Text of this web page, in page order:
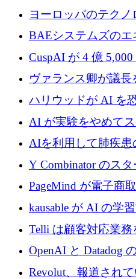
のために 300 万ユ
ヨーロッパのテク
上の取引に 10 億ユ
BAEシステムズの
子力タービンが1500
テルスから浮上
CuspAI が 4 億
Resist.UA が 5,000
ヴァランス卿が議
スクフォースが発足
ハリウッドが AI を
代わりにプリプロ
AI が実験をやめて
AIを利用して肺疾患
国のヘルステック挑
Y Combinator のス
メールを再考するた
てステルスから浮上
PageMind が電子商
AI を拡張するため
kausable が AI の学
1,200 万ユーロを調
Telli は顧客対応業
1,500 万ドルのシー
OpenAI と Datadog
ートアップ Arrakis
Revolut、報道され